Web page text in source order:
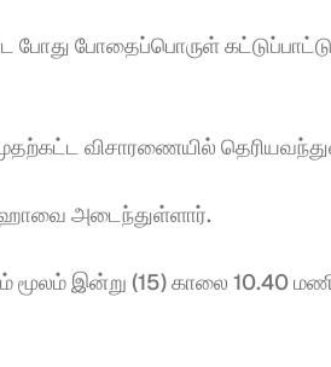
போதைப்பொருள் கட்டுப்பாட்டுப்
விசாரணையில்
அடைந்துள்ளார்.
மூலம் இன்று (15) காலை 10.40